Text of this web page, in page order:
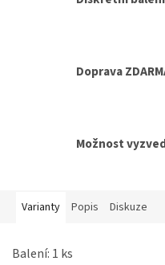
Doprava
Možnost
Varianty Popis Diskuze
Balení: 1 ks